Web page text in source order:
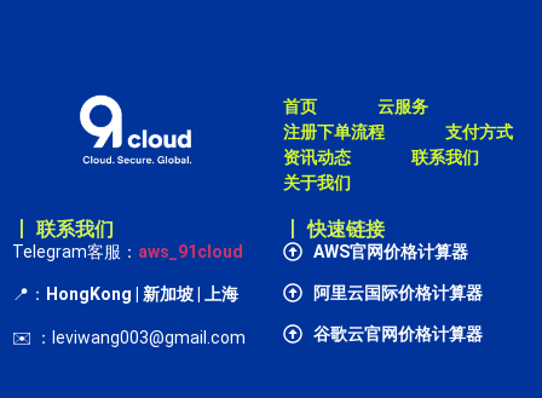
首页
云服务
注册下单流程
支付方式
资讯动态
联系我们
关于我们
丨 联系我们
Telegram客服： aws_91cloud
📍： HongKong | 新加坡 | 上海
✉️ ：leviwang003@gmail.com
丨 快速链接
AWS官网价格计算器
阿里云国际价格计算器
谷歌云官网价格计算器